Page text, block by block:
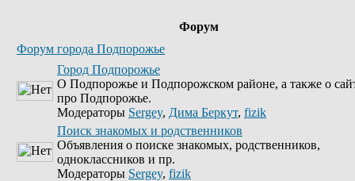
Форум
Форум города Подпорожье
Город Подпорожье
О Подпорожье и Подпорожском районе, а также о
про Подпорожье.
Модераторы Sergey, Дима Беркут, fizik
Поиск знакомых и родственников
Объявления о поиске знакомых, родственников,
одноклассников и пр.
Модераторы Sergey, fizik